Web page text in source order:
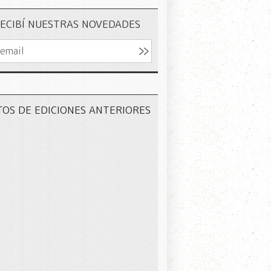
NUESTRAS NOVEDADES
DE EDICIONES ANTERIORES